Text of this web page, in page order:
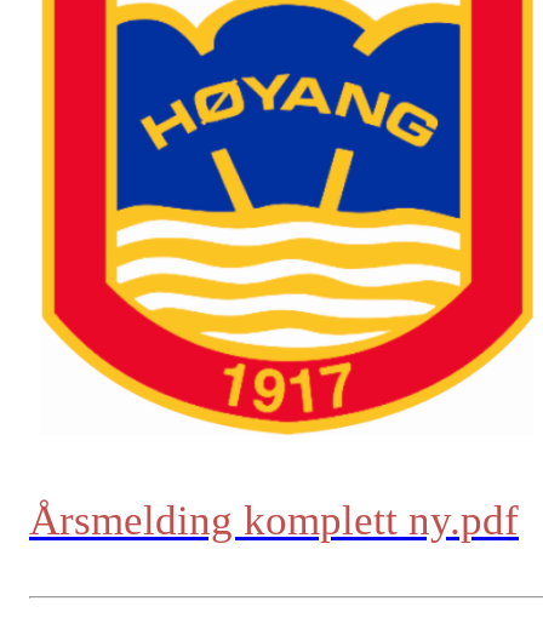
Årsmelding komplett ny.pdf